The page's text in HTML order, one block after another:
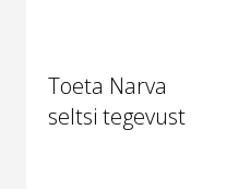
Toeta Narva
seltsi tegevust